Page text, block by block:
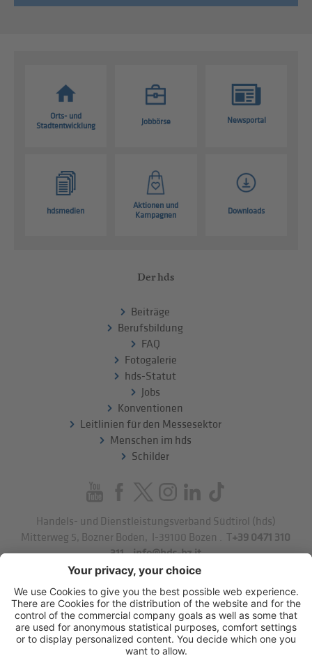
Orts- und
Stadtentwicklung
Jobbörse Newsportal
hdsmedien
Aktionen und
Kampagnen
Downloads
Der hds
Beiträge
Berufsbildung
FAQ
Fotogalerie
hds-Statut
Jobs
Konventionen
Leitlinien für den Messesektor
Menschen im hds
Schilder
Handels- und Dienstleistungsverband Südtirol (hds)
Mitterweg 5, Bozner Boden
I-39100 Bozen . T+39 0471 310
311.info@hds-bz.it
Impressum
Datenschutzerklärung
Cookie-Einstellungen
Sitemap